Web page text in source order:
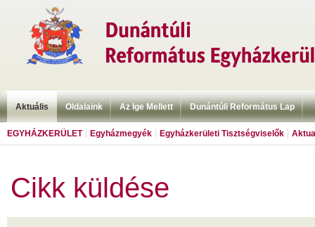
Aktuális Oldalaink Az Ige Mellett Dunántúli Református Lap
EGYHÁZKERÜLET Egyházmegyék Egyházkerületi Tisztségviselők
Cikk küldése